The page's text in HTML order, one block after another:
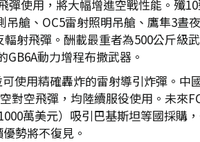
使用，將大幅增進空戰性能。殲
艙、OC5雷射照明吊艙、鷹隼3晝
射飛彈。酬載最重者為500公斤級
動力增程布撒武器。
使用精確轟炸的雷射導引炸彈。中
對空飛彈，均陸續服役使用。未來
萬美元）吸引巴基斯坦等國採購
勢將不復見。